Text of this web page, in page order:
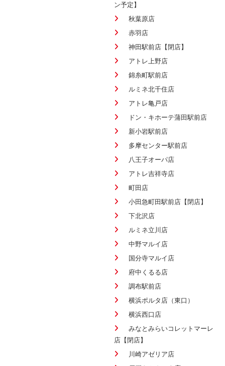
ン予定】
秋葉原店
赤羽店
神田駅前店【閉店】
アトレ上野店
錦糸町駅前店
ルミネ北千住店
アトレ亀戸店
ドン・キホーテ蒲田駅前店
新小岩駅前店
多摩センター駅前店
八王子オーパ店
アトレ吉祥寺店
町田店
小田急町田駅前店【閉店】
下北沢店
ルミネ立川店
中野マルイ店
国分寺マルイ店
府中くるる店
調布駅前店
横浜ポルタ店（東口）
横浜西口店
みなとみらいコレットマーレ
店【閉店】
川崎アゼリア店